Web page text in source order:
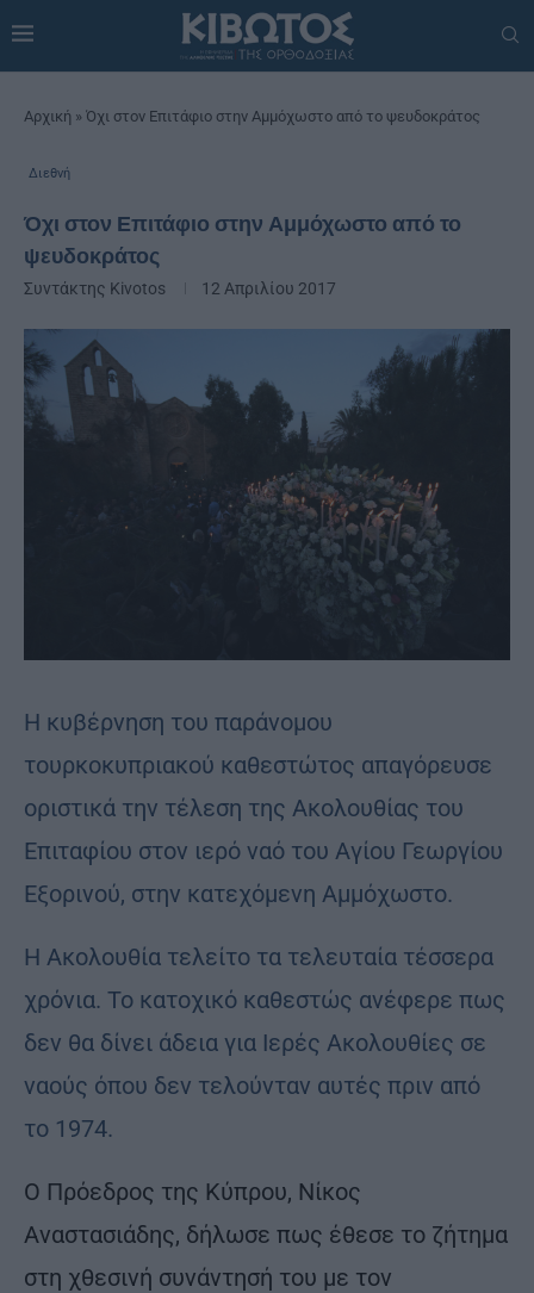
Αρχική » Όχι στον Επιτάφιο στην Αμμόχωστο από το ψευδοκράτος
Διεθνή
Όχι στον Επιτάφιο στην Αμμόχωστο από το
ψευδοκράτος
Συντάκτης Kivotos 12 Απριλίου 2017
Η κυβέρνηση του παράνομου
τουρκοκυπριακού καθεστώτος απαγόρευσε
οριστικά την τέλεση της Ακολουθίας του
Επιταφίου στον ιερό ναό του Αγίου Γεωργίου
Εξορινού, στην κατεχόμενη Αμμόχωστο.
Η Ακολουθία τελείτο τα τελευταία τέσσερα
χρόνια. Το κατοχικό καθεστώς ανέφερε πως
δεν θα δίνει άδεια για Ιερές Ακολουθίες σε
ναούς όπου δεν τελούνταν αυτές πριν από
το 1974.
Ο Πρόεδρος της Κύπρου, Νίκος
Αναστασιάδης, δήλωσε πως έθεσε το ζήτημα
στη χθεσινή συνάντησή του με τον